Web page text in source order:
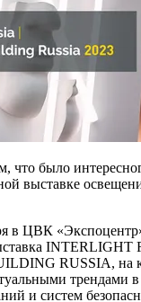
что было
выставке
в ЦВК
INTERLIGHT
RUSSIA, на
трендами
и систем